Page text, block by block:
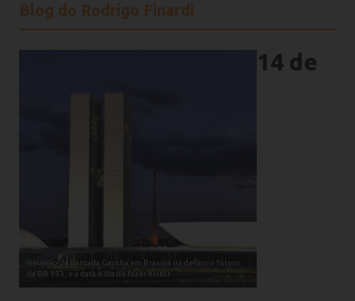
Blog do Rodrigo Finardi
Reunião da Bancada Gaúcha em Brasília irá definir o futuro
da BR 153, e a data é dia de fazer histór
14 de